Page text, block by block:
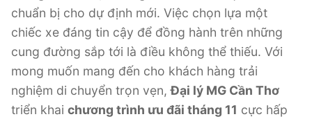
chuẩn bị cho dự định mới. Việc chọn lựa một
chiếc xe đáng tin cậy để đồng hành trên những
cung đường sắp tới là điều không thể thiếu. Với
mong muốn mang đến cho khách hàng trải
nghiệm di chuyển trọn vẹn,Đại lý MG Cần Thơ
triển khai chương trình ưu đãi tháng 11 cực hấp